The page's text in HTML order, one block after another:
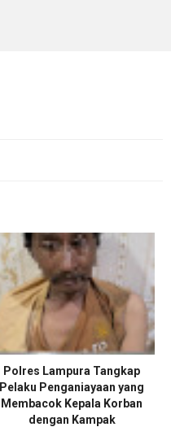
Polres Lampura Tangkap
Pelaku Penganiayaan yang
Membacok Kepala Korban
dengan Kampak